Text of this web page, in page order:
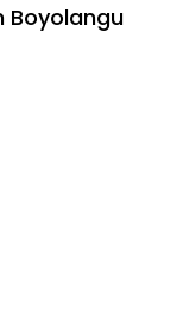
Boyolangu